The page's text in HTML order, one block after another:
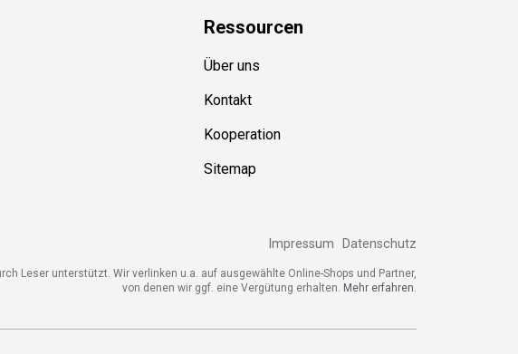
Ressourcen
Über uns
Kontakt
Kooperation
Sitemap
Impressum Datenschutz
Leser unterstützt. Wir verlinken u.a. auf ausgewählte Online-Shops und Partner,
von denen wir ggf. eine Vergütung erhalten. Mehr erfahren.